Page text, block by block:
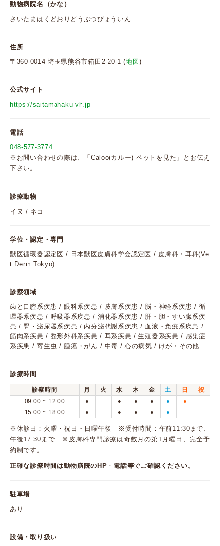
動物病院名（かな）
さいたまはくどおりどうぶつびょういん
住所
〒360-0014 埼玉県熊谷市箱田2-20-1 (地図 )
公式サイト
https://saitamahaku-vh.jp
電話
048-577-3774
※お問い合わせの際は、「Caloo(カルー) ペットを見た」とお伝え
下さい。
診療動物
イヌ / ネコ
学位・認定・専門
獣医循環器認定医 / 日本獣医皮膚科学会認定医 / 皮膚科・耳科(Ve
t Derm Tokyo)
診察領域
歯と口腔系疾患 / 眼科系疾患 / 皮膚系疾患 / 脳・神経系疾患 / 循
環器系疾患 / 呼吸器系疾患 / 消化器系疾患 / 肝・胆・すい臓系疾
患 / 腎・泌尿器系疾患 / 内分泌代謝系疾患 / 血液・免疫系疾患 /
筋肉系疾患 / 整形外科系疾患 / 耳系疾患 / 生殖器系疾患 / 感染症
系疾患 / 寄生虫 / 腫瘍・がん / 中毒 / 心の病気 / けが・その他
診療時間
診察時間 月 火 水 木 金 土 日
祝
09:00 ~ 12:00
● ● ● ● ● ●
15:00 ~ 18:00 ● ● ● ● ●
※休診日：火曜・祝日・日曜午後 ※受付時間：午前11:30まで、
午後17:30まで ※皮膚科専門診療は奇数月の第1月曜日、完全予
約制です。
正確な診療時間は動物病院のHP・電話等でご確認ください。
駐車場
あり
設備・取り扱い